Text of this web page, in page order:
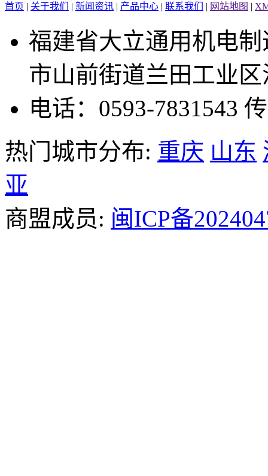
首页 | 关于我们 | 新闻资讯 | 产品中心 | 联系我们 | 网站地图 |
福建省大立通用机电
市山前街道兰田工业
电话：0593-7831543
热门城市分布: 重庆 山东
亚
商盟成员: 闽ICP备